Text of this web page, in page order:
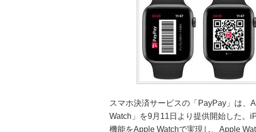
スマホ決済サービスの「PayPay」は、
Watch」を9月11日より提供開始した。
機能をApple Watchで実現し、Apple